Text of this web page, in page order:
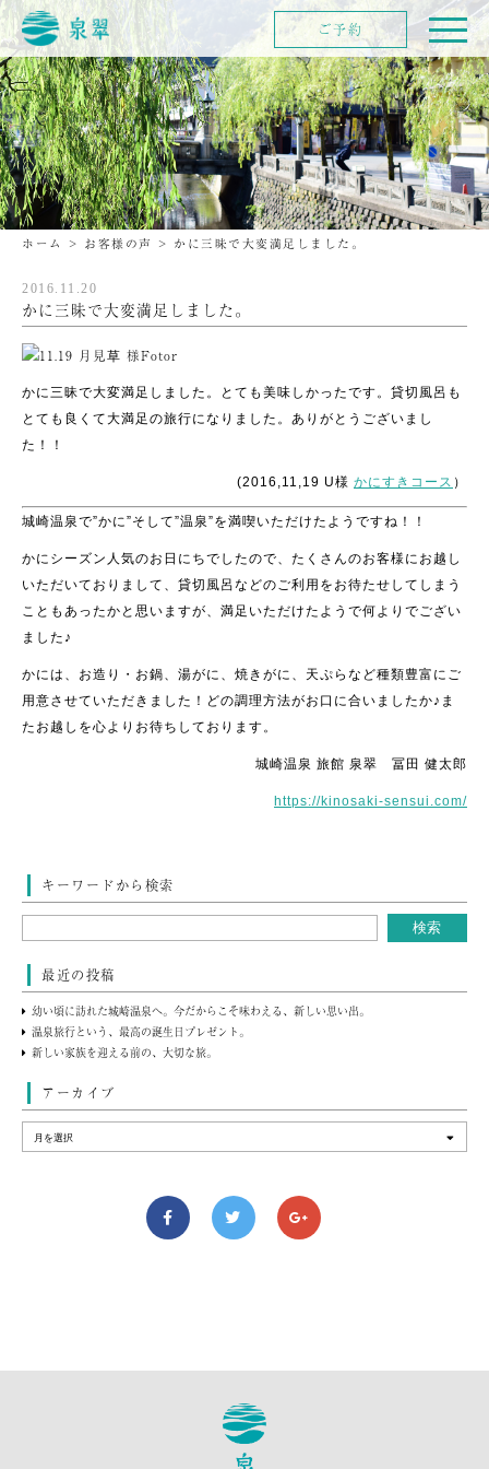
ホーム > お客様の声 > かに三昧で大変満足しました。
2016.11.20
かに三昧で大変満足しました。
かに三昧で大変満足しました。とても美味しかったです。貸切風呂も
とても良くて大満足の旅行になりました。ありがとうございまし
た！！
(2016,11,19 U様 かにすきコース ）
城崎温泉で”かに”そして”温泉”を満喫いただけたようですね！！
かにシーズン人気のお日にちでしたので、たくさんのお客様にお越し
いただいておりまして、貸切風呂などのご利用をお待たせしてしまう
こともあったかと思いますが、満足いただけたようで何よりでござい
ました♪
かには、お造り・お鍋、湯がに、焼きがに、天ぷらなど種類豊富にご
用意させていただきました！
どの調理方法がお口に合いましたか♪ま
たお越しを心よりお待ちしております。
城崎温泉 旅館 泉翠 冨田 健太郎
https://kinosaki-sensui.com/
キーワードから検索
最近の投稿
幼い頃に訪れた城崎温泉へ。今だからこそ味わえる、新しい思い出。
温泉旅行という、最高の誕生日プレゼント。
新しい家族を迎える前の、大切な旅。
アーカイブ
ご予約